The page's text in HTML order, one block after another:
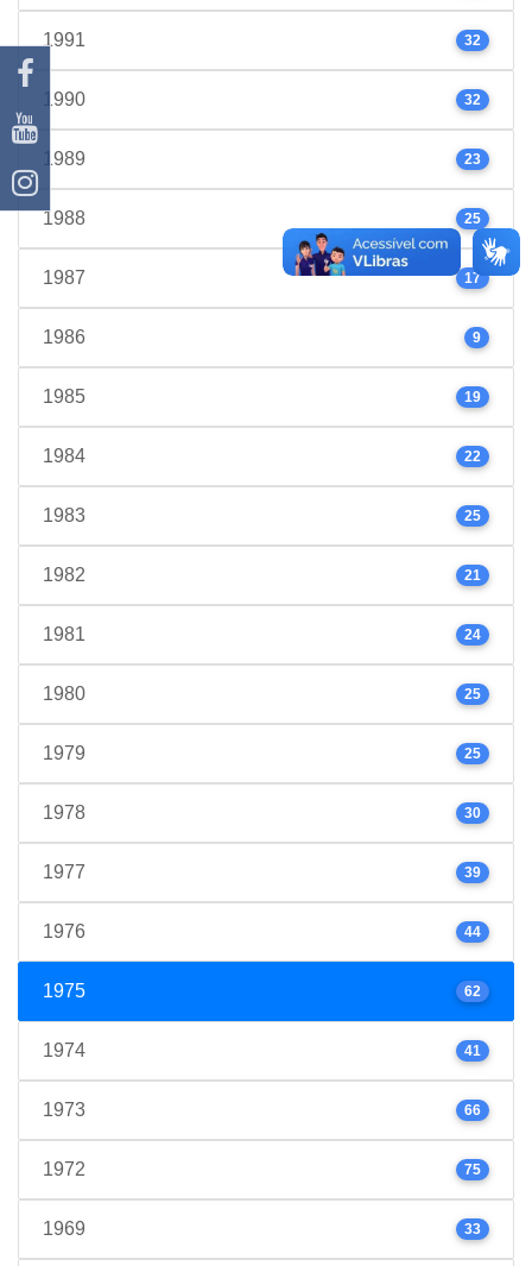
1991 32
1990 32
1989 23
1988 25
1987 17
1986 9
1985 19
1984 22
1983 25
1982 21
1981 24
1980 25
1979 25
1978 30
1977 39
1976 44
1975 62
1974 41
1973 66
1972 75
1969 33